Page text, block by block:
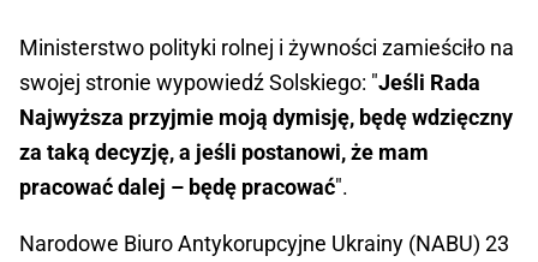
Ministerstwo polityki rolnej i żywności zamieściło na
swojej stronie wypowiedź Solskiego: "Jeśli Rada
Najwyższa przyjmie moją dymisję, będę wdzięczny
za taką decyzję, a jeśli postanowi, że mam
pracować dalej – będę pracować".
Narodowe Biuro Antykorupcyjne Ukrainy (NABU) 23